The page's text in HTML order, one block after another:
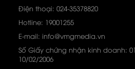
Điện thoại: 024-35378820
Hotline: 19001255
E-mail: info@vmgmedia.vn
Số Giấy chứng nhận kinh doanh:
10/02/2006